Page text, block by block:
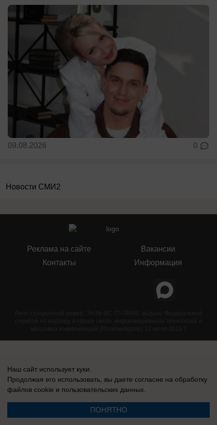
09.08.2026 0
Новости СМИ2
Реклама на сайте
Контакты
Вакансии
Информация
Регистрационный номер: Эл № ФС 77-76040, выдано Федеральной
службой по надзору в сфере связи, информационных технологий и
массовых коммуникаций (Роскомнадзор) 12 июля 2019 г.
Наш сайт использует куки.
Продолжая его использовать, вы даете согласие на обработку
файлов cookie и пользовательских данных.
ПОНЯТНО